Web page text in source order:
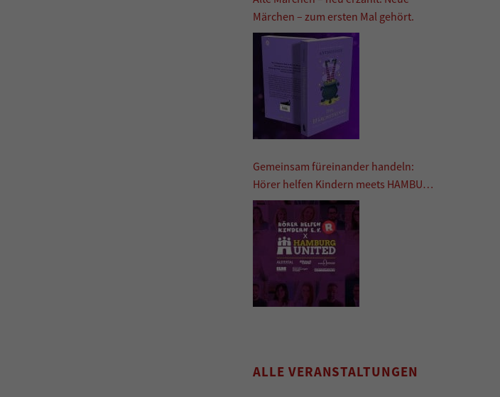
Märchen – zum ersten Mal gehört.
Gemeinsam füreinander handeln:
Hörer helfen Kindern meets HAMBURG
UNITED
ALLE VERANSTALTUNGEN